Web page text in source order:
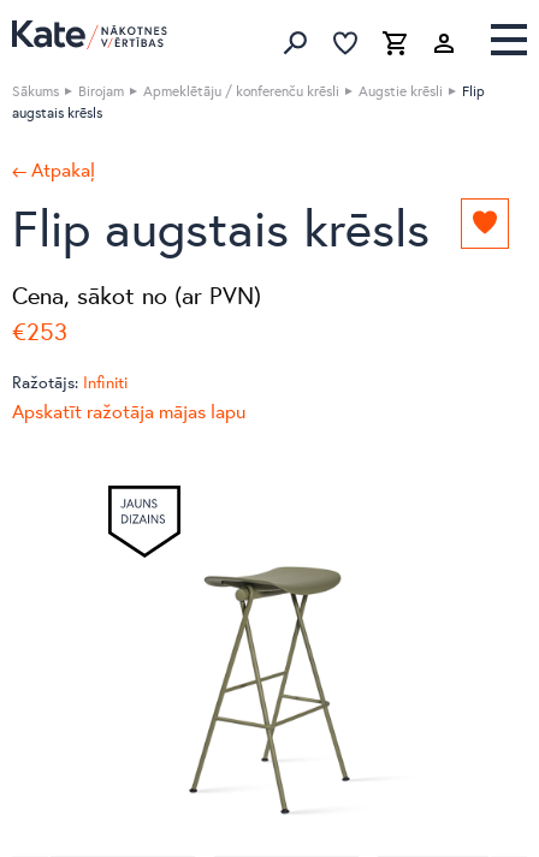
Meklēt produktus
IzlaseGrozs Izlase
Sākums Birojam Apmeklētāju / konferenču krēsli Augstie krēsli
Flip
augstais krēsls
← Atpakaļ
Flip augstais krēsls
Cena, sākot no (ar PVN)
€253
Ražotājs: Infiniti
Apskatīt ražotāja mājas lapu